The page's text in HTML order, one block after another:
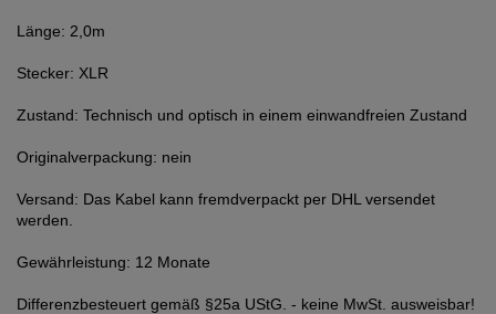
Länge: 2,0m
Stecker: XLR
Zustand: Technisch und optisch in einem einwandfreien Zustand
Originalverpackung: nein
Versand: Das Kabel kann fremdverpackt per DHL versendet
werden.
Gewährleistung: 12 Monate
Differenzbesteuert gemäß §25a UStG. - keine MwSt. ausweisbar!